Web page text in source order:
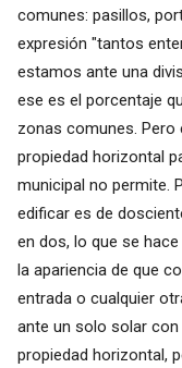
comunes: pasillos,
expresión "tantos
estamos ante una
ese es el porcentaje
zonas comunes. Pero
propiedad horizontal
municipal no permite.
edificar es de
en dos, lo que se
la apariencia de que
entrada o cualquier
ante un solo solar con
propiedad horizontal,